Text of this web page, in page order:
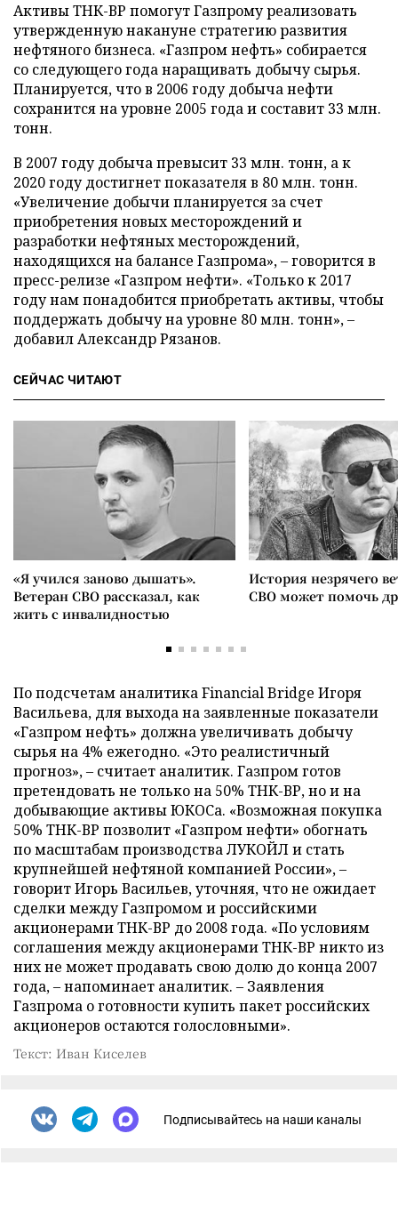
Активы ТНК-ВР помогут Газпрому реализовать
утвержденную накануне стратегию развития
нефтяного бизнеса. «Газпром нефть» собирается
со следующего года наращивать добычу сырья.
Планируется, что в 2006 году добыча нефти
сохранится на уровне 2005 года и составит 33 млн.
тонн.
В 2007 году добыча превысит 33 млн. тонн, а к
2020 году достигнет показателя в 80 млн. тонн.
«Увеличение добычи планируется за счет
приобретения новых месторождений и
разработки нефтяных месторождений,
находящихся на балансе Газпрома», – говорится в
пресс-релизе «Газпром нефти». «Только к 2017
году нам понадобится приобретать активы, чтобы
поддержать добычу на уровне 80 млн. тонн», –
добавил Александр Рязанов.
СЕЙЧАС ЧИТАЮТ
«Я учился заново дышать».
Ветеран СВО рассказал, как
жить с инвалидностью
История незрячего
СВО может помочь
По подсчетам аналитика Financial Bridge Игоря
Васильева, для выхода на заявленные показатели
«Газпром нефть» должна увеличивать добычу
сырья на 4% ежегодно. «Это реалистичный
прогноз», – считает аналитик. Газпром готов
претендовать не только на 50% ТНК-ВР, но и на
добывающие активы ЮКОСа. «Возможная покупка
50% ТНК-ВР позволит «Газпром нефти» обогнать
по масштабам производства ЛУКОЙЛ и стать
крупнейшей нефтяной компанией России», –
говорит Игорь Васильев, уточняя, что не ожидает
сделки между Газпромом и российскими
акционерами ТНК-ВР до 2008 года. «По условиям
соглашения между акционерами ТНК-ВР никто из
них не может продавать свою долю до конца 2007
года, – напоминает аналитик. – Заявления
Газпрома о готовности купить пакет российских
акционеров остаются голословными».
Текст: Иван Киселев
Подписывайтесь на наши каналы